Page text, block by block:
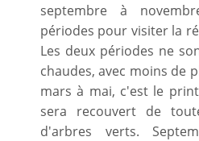
septembre à
périodes pour visiter la
Les deux périodes ne
chaudes, avec moins de
mars à mai, c'est le
sera recouvert de
d'arbres verts.